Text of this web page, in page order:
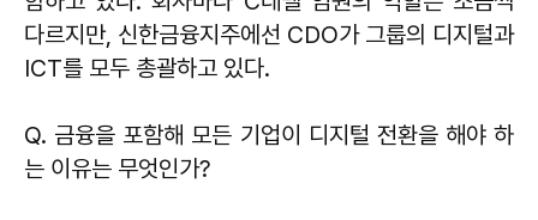
다르지만, 신한금융지주에선 CDO가 그룹의 디지털과
ICT를 모두 총괄하고 있다.
Q. 금융을 포함해 모든 기업이 디지털 전환을 해야 하
는 이유는 무엇인가?